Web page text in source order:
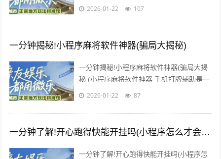
以让一直输的玩家，快速成为一个“必胜”的
2026-01-22 107
一分钟揭秘!小程序麻将软件神器(骗局大揭秘)
一分钟揭秘!小程序麻将软件神器(骗局大揭
秘 (小程序麻将软件神器 手机打牌辅助是一
款可以让一直输的玩家，快速成为一个“必
2026-01-22 87
一分钟了解!开心跑得快能开挂吗(小程序怎么才会赢)
一分钟了解!开心跑得快能开挂吗(小程序怎